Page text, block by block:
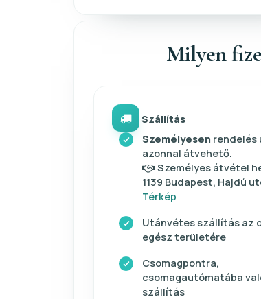
Milyen
Szállítás
Személyesen rendelés
azonnal átvehető.
Személyes átvétel
1139 Budapest, Hajdú
Térkép
Utánvétes szállítás az
egész területére
Csomagpontra,
csomagautómatába
szállítás